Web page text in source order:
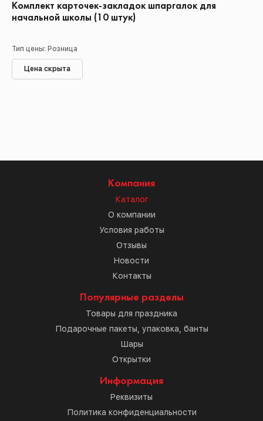
Комплект карточек-закладок шпаргалок для
начальной школы (10 штук)
Тип цены: Розница
Цена скрыта
Компания
Каталог
О компании
Условия работы
Отзывы
Новости
Контакты
Популярные разделы
Товары для праздника
Подарочные пакеты, упаковка, банты
Шары
Открытки
Информация
Реквизиты
Политика конфиденциальности